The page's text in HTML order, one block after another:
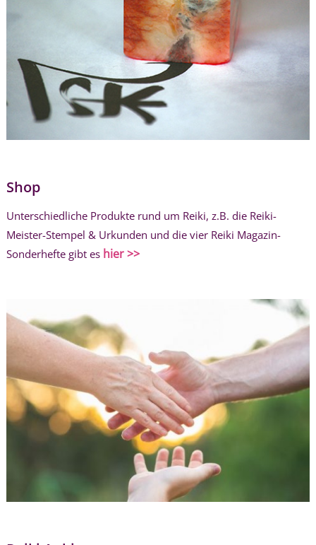
Shop
Unterschiedliche Produkte rund um Reiki, z.B. die Reiki-
Meister-Stempel & Urkunden und die vier Reiki Magazin-
Sonderhefte gibt es hier >>